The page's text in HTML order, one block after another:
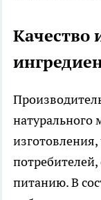
Качество
натурального
питанию. В